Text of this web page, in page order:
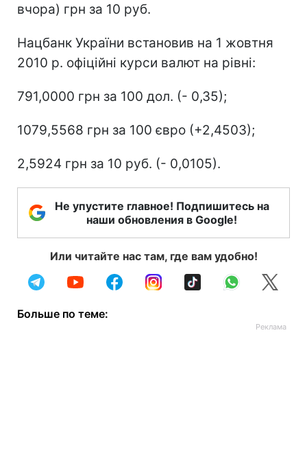
вчора) грн за 10 руб.
Нацбанк України встановив на 1 жовтня
2010 р. офіційні курси валют на рівні:
791,0000 грн за 100 дол. (- 0,35);
1079,5568 грн за 100 євро (+2,4503);
2,5924 грн за 10 руб. (- 0,0105).
Не упустите главное! Подпишитесь на
наши обновления в Google!
Или читайте нас там, где вам удобно!
Больше по теме: